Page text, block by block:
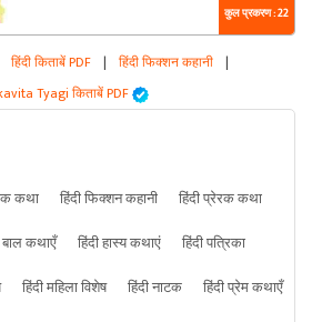
कुल प्रकरण : 22
हिंदी किताबें PDF | हिंदी फिक्शन कहानी |
Tyagi किताबें PDF
कथा हिंदी फिक्शन कहानी
हिंदी प्रेरक कथा
बाल कथाएँ हिंदी हास्य कथाएं
हिंदी पत्रिका
हिंदी महिला विशेष हिंदी नाटक
हिंदी प्रेम कथाएँ